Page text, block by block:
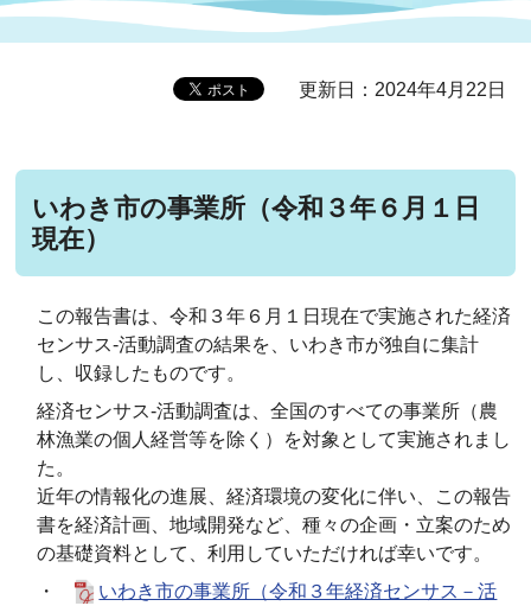
更新日：2024年4月22日
いわき市の事業所（令和３年６月１日
現在）
この報告書は、令和３年６月１日現在で実施された経済
センサス-活動調査の結果を、いわき市が独自に集計
し、収録したものです。
経済センサス-活動調査は、全国のすべての事業所（農
林漁業の個人経営等を除く）を対象として実施されまし
た。
近年の情報化の進展、経済環境の変化に伴い、この報告
書を経済計画、地域開発など、種々の企画・立案のため
の基礎資料として、利用していただければ幸いです。
・
いわき市の事業所（令和３年経済センサス－活